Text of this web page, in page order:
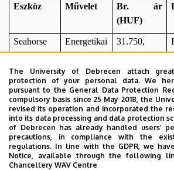
Eszköz
Művelet
Br. ár
(HUF)
Seahorse
XF96
Energetikai
mérés
31.750,
HUF
Oroboros
2k
Energetikai
mérés
31.750,-
HUF
Energetikai
rendszer
western
blot
megegyezés
szerint
Energetikai
rendszer
RT-qPCR
megegyezés
szerint
The University of Debrecen attach
protection of your personal data. We
pursuant to the General Data Protection
compulsory basis since 25 May 2018, the
revised its operation and incorporated the
into its data processing and data protection
of Debrecen has already handled users’
precautions, in compliance with the
regulations. In line with the GDPR, we
Notice, available through the following
Chancellery WAV Centre